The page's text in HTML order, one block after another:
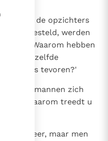
die de opzichters
aangesteld, werden
hun: `Waarom hebben
niet dezelfde
als tevoren?'
voormannen zich
`Waarom treedt u
stro meer, maar men